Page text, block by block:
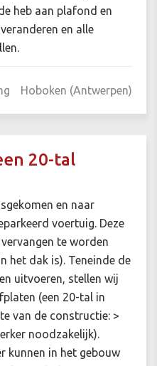
heb aan plafond en
en alle
Hoboken (Antwerpen)
20-tal
en naar
voertuig. Deze
te worden
het dak is). Teneinde de
uitvoeren, stellen wij
(een 20-tal in
van de constructie: >
noodzakelijk).
kunnen in het gebouw